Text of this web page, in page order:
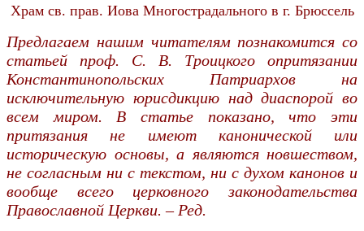
Храм св. прав. Иова Многострадального в г. Брюссель
Предлагаем нашим читателям познакомится со
статьей проф. С. В. Троицкого опритязании
Константинопольских Патриархов на
исключительную юрисдикцию над диаспорой во
всем миром. В статье показано, что эти
притязания не имеют канонической или
историческую основы, а являются новшеством,
не согласным ни с тек­стом, ни с духом канонов и
вообще всего церковного законодательства
Православной Церкви. – Ред.